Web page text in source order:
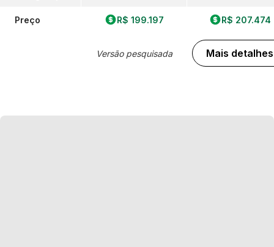
Preço R$ 199.197
Versão pesquisada
R$ 207.474
Mais detalhes